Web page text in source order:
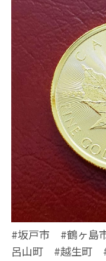
#坂戸市 #鶴ヶ
呂山町 #越生町